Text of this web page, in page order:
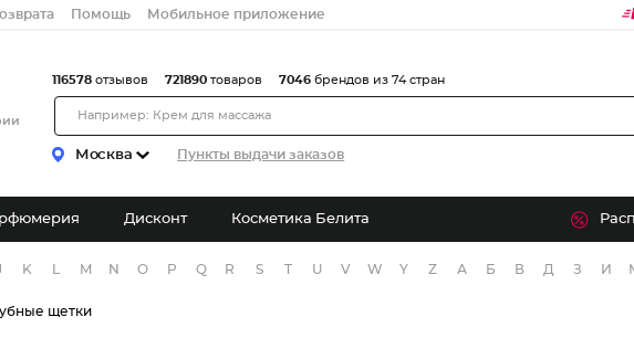
Помощь Мобильное приложение
Москва Пункты выдачи заказов
116578 отзывов 721890 товаров 7046 брендов из 74 стран
Дисконт Косметика Белита
K M N O P Q R S T U V W Y Z А Б В Д З И
щетки